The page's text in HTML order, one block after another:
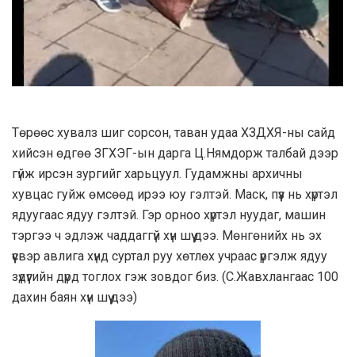
Төрөөс хувалз шиг сорсон, таван удаа ХЗДХЯ-ны сайд
хийсэн өдгөө ЗГХЭГ-ын дарга Ц.Нямдорж талбай дээр
гүйж ирсэн зургийг харьцуул. Гудамжны архичны
хувцас гуйж өмсөөд ирээ юу гэлтэй. Маск, пүүз нь хүртэл
ядуугаас ядуу гэлтэй. Гэр орноо хүртэл нуудаг, машин
тэргээ ч эдлэж чаддаггүй хүн шүү дээ. Мөнгөнийх нь эх
үүсвэр авлига хүнд суртал руу хөтлөх учраас үргэлж ядуу
зүдүүгийн дүрд тоглох гэж зовдог биз. (С.Жавхлангаас 100
дахин баян хүн шүү дээ)